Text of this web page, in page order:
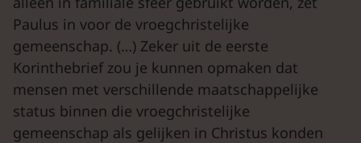
Paulus in voor de vroegchristelijke
gemeenschap. (…) Zeker uit de eerste
Korinthebrief zou je kunnen opmaken dat
mensen met verschillende maatschappelijke
status binnen die vroegchristelijke
gemeenschap als gelijken in Christus konden